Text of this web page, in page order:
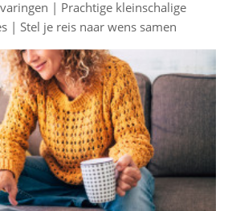
dichtstbijzijnde stranden vinden
naartoe kunt.
| Prachtige kleinschalige
| Stel je reis naar wens samen